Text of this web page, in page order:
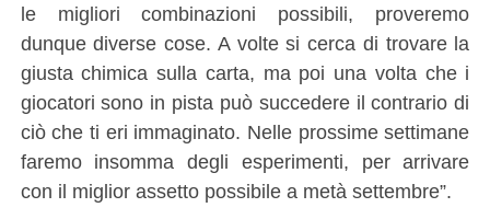
le migliori combinazioni possibili, proveremo
dunque diverse cose. A volte si cerca di trovare la
giusta chimica sulla carta, ma poi una volta che i
giocatori sono in pista può succedere il contrario di
ciò che ti eri immaginato. Nelle prossime settimane
faremo insomma degli esperimenti, per arrivare
con il miglior assetto possibile a metà settembre”.